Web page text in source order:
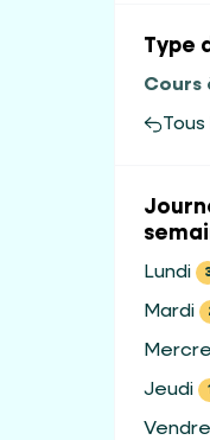
Type
Cours
Lundi
Mardi
Jeudi 1